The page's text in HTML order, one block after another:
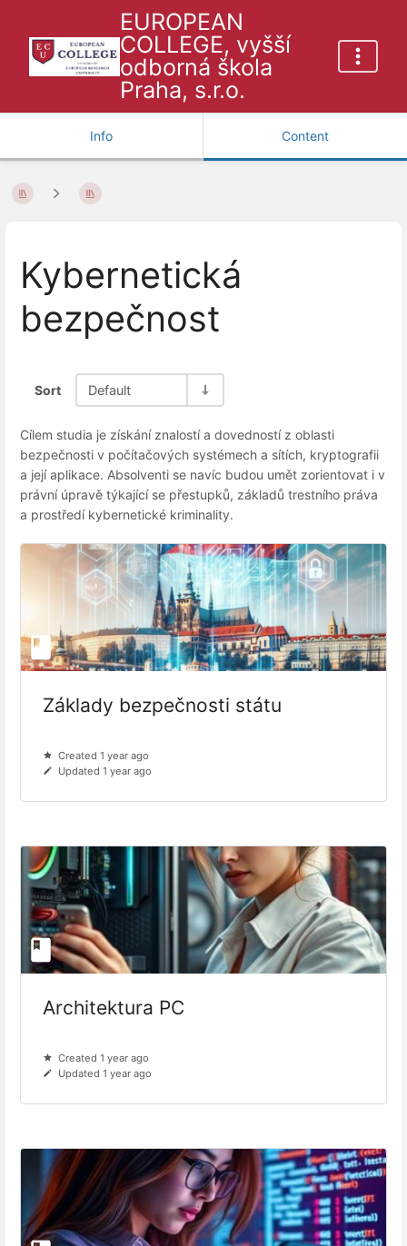
EUROPEAN
COLLEGE, vyšší
odborná škola
Praha, s.r.o.
Info Content
Kybernetická
bezpečnost
Sort Default
Cílem studia je získání znalostí a dovedností z oblasti
bezpečnosti v počítačových systémech a sítích, kryptografii
a její aplikace. Absolventi se navíc budou umět zorientovat i v
právní úpravě týkající se přestupků, základů trestního práva
a prostředí kybernetické kriminality.
Základy bezpečnosti státu
Created 1 year ago
Updated 1 year ago
Architektura PC
Created 1 year ago
Updated 1 year ago